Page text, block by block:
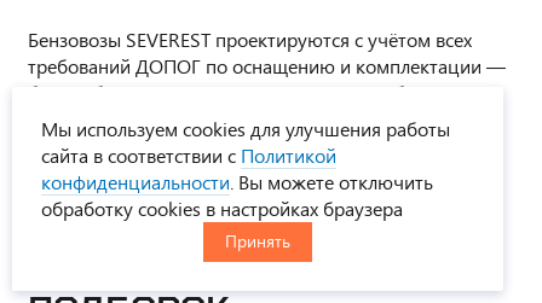
Бензовозы SEVEREST проектируются с учётом всех
требований ДОПОГ по оснащению и комплектации —
без необходимости дополнительных доработок перед
вводом в работу. Вы получаете бензовоз, полностью
готовый к эксплуатации и прохождению проверок.
ЭТА МОДЕЛЬ ИЗ
Мы используем cookies для улучшения работы
сайта в соответствии с Политикой
конфиденциальности . Вы можете отключить
обработку cookies в настройках браузера
Принять